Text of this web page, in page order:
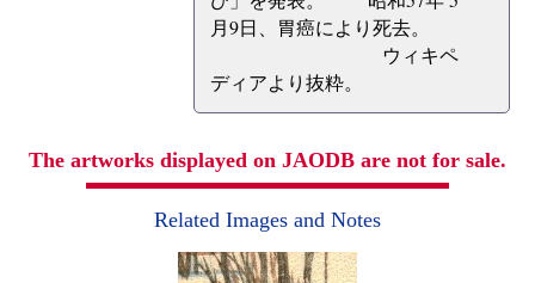
月9日、胃癌により死去。
ウィキペ
ディアより抜粋。
The artworks displayed on JAODB are not for sale.
Related Images and Notes